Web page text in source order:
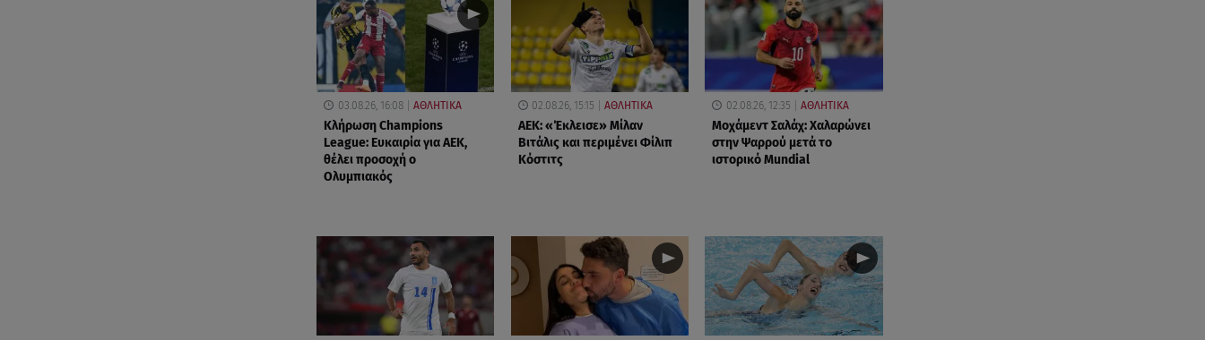
03.08.26, 16:08 ΑΘΛΗΤΙΚΑ
Κλήρωση Champions
League: Ευκαιρία για ΑΕΚ,
θέλει προσοχή ο
Ολυμπιακός
02.08.26, 15:15 ΑΘΛΗΤΙΚΑ
ΑΕΚ: «Έκλεισε» Μίλαν
Βιτάλις και περιμένει Φίλιπ
Κόστιτς
02.08.26, 12:35 ΑΘΛΗΤΙΚΑ
Μοχάμεντ Σαλάχ: Χαλαρώνει
στην Ψαρρού μετά το
ιστορικό Mundial